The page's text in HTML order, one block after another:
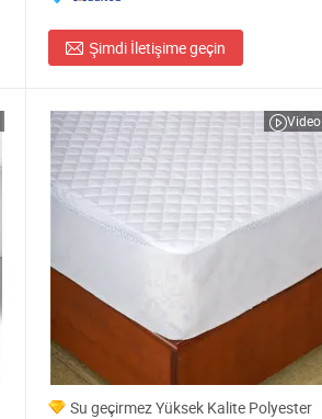
Şimdi İletişime geçin
Video
Su geçirmez Yüksek Kalite Polyester